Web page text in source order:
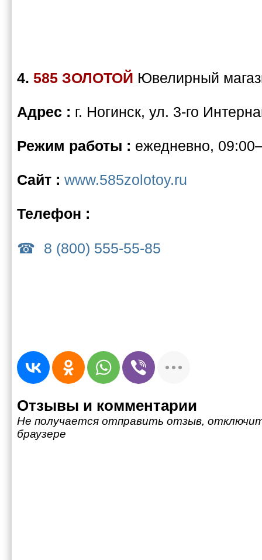
4. 585 ЗОЛОТОЙ Ювелирный
Адрес : г. Ногинск, ул. 3-го
Режим работы : ежедневно,
Сайт : www.585zolotoy.ru
Телефон :
8 (800) 555-55-85
Отзывы и комментарии
Не получается отправить отзыв,
браузере